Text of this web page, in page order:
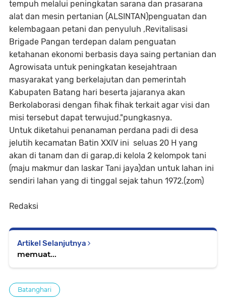
tempuh melalui peningkatan sarana dan prasarana
alat dan mesin pertanian (ALSINTAN)penguatan dan
kelembagaan petani dan penyuluh ,Revitalisasi
Brigade Pangan terdepan dalam penguatan
ketahanan ekonomi berbasis daya saing pertanian dan
Agrowisata untuk peningkatan kesejahtraan
masyarakat yang berkelajutan dan pemerintah
Kabupaten Batang hari beserta jajaranya akan
Berkolaborasi dengan fihak fihak terkait agar visi dan
misi tersebut dapat terwujud."pungkasnya.
Untuk diketahui penanaman perdana padi di desa
jelutih kecamatan Batin XXIV ini seluas 20 H yang
akan di tanam dan di garap,di kelola 2 kelompok tani
(maju makmur dan laskar Tani jaya)dan untuk lahan ini
sendiri lahan yang di tinggal sejak tahun 1972.(zom)
Redaksi
Artikel Selanjutnya
memuat...
Batanghari